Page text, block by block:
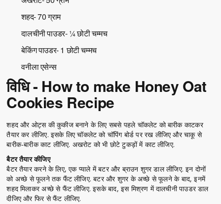
शहद- 70 ग्राम
दालचीनी पाउडर- ¼ छोटी चम्मच
बेकिंग पाउडर- 1 छोटी चम्मच
वनीला एसेन्स
विधि - How to make Honey Oat
Cookies Recipe
शहद और ओट्स की कुकीज बनाने के लिए सबसे पहले चॉकलेट को बारीक काटकर
तैयार कर लीजिए. इसके लिए चॉकलेट को चॉपिंग बोर्ड पर रख लीजिए और चाकू से
बारीक-बारीक काट लीजिए. अखरोट को भी छोटे टुकड़ों में काट लीजिए.
बैटर तैयार कीजिए
बैटर तैयार करने के लिए, एक प्याले में बटर और ब्राउन शुगर डाल लीजिए. इन दोनों
को अच्छे से फूलने तक फैंट लीजिए. बटर और शुगर के अच्छे से फूलने के बाद, इनमें
शहद मिलाकर अच्छे से फैंट लीजिए. इसके बाद, इस मिश्रण में दालचीनी पाउडर डाल
दीजिए और फिर से फैंट लीजिए.